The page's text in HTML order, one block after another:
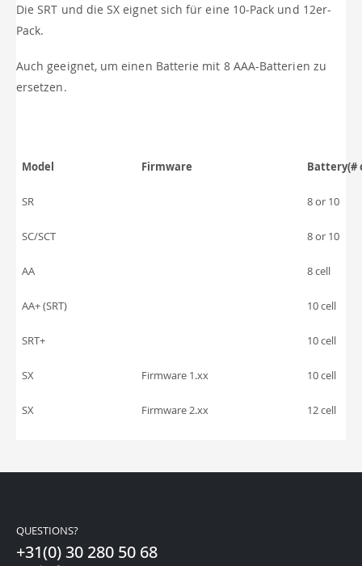
Die SRT und die SX eignet sich für eine 10-Pack und 12er-
Pack.
Auch geeignet, um einen Batterie mit 8 AAA-Batterien zu
ersetzen.
Model Firmware Battery(#
SR 8 or 10
SC/SCT 8 or 10
AA 8 cell
AA+ (SRT) 10 cell
SRT+ 10 cell
SX Firmware 1.xx 10 cell
SX Firmware 2.xx 12 cell
QUESTIONS?
+31(0) 30 280 50 68